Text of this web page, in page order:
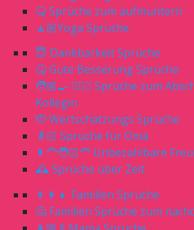
🤒 Sprüche zum aufmuntern
🧘🏼Yoga Sprüche
😇 Dankbarkeit Sprüche
🤒 Gute Besserung Sprüche
🧑🏼‍🍳 👨🏼‍⚕️ Sprüche zum
Kollegin
🫡 Wertschätzungs Sprüche
👵🏻 Sprüche für Oma
👩‍🦰🧑🏻‍🦰 Unbezahlbare
🕰 Sprüche über Zeit
👨‍👩‍👧 Familien Sprüche
🤔 Familien Sprüche zum